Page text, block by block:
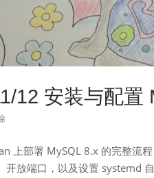
12 安装与配置
上部署 MySQL 8.x 的完整流
开放端口，以及设置 systemd 自